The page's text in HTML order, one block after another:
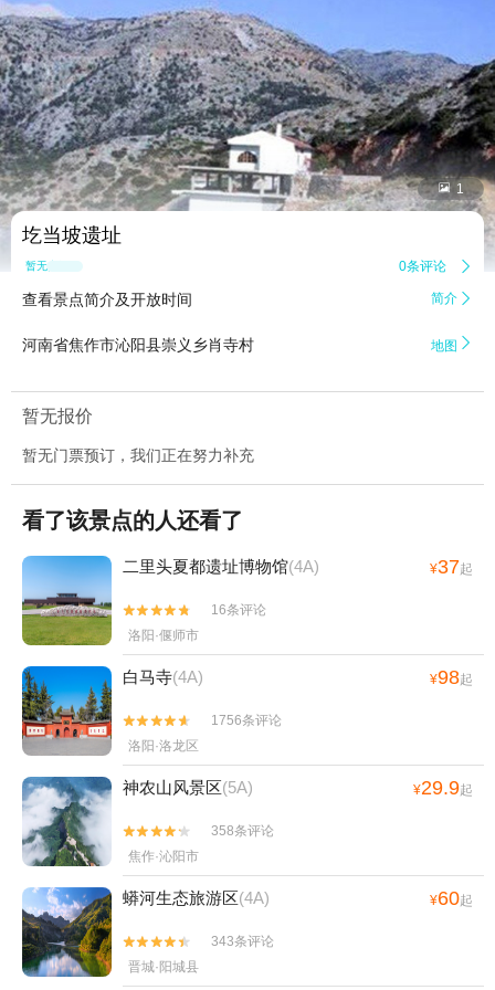
 1
圪当坡遗址
暂无点评 0条评论 
查看景点简介及开放时间 简介 
河南省焦作市沁阳县崇义乡肖寺村 地图 
暂无报价
暂无门票预订，我们正在努力补充
看了该景点的人还看了
二里头夏都遗址博物馆(4A) ¥37起


16条评论
洛阳·偃师市
白马寺(4A) ¥98起


1756条评论
洛阳·洛龙区
神农山风景区(5A) ¥29.9起


358条评论
焦作·沁阳市
蟒河生态旅游区(4A) ¥60起


343条评论
晋城·阳城县
